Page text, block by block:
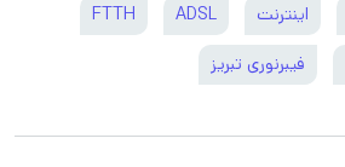
اینترنت ADSL
FTTH
فیبرنوری تبریز